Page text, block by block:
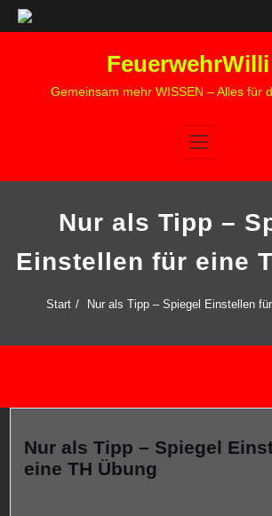
Gemeinsam mehr WISSEN – Alles für
Nur als Tipp –
Einstellen für eine
Start Nur als Tipp – Spiegel Einstellen
Nur als Tipp – Spiegel
eine TH Übung